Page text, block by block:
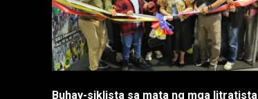
Buhay-siklista sa mata ng mga litratista